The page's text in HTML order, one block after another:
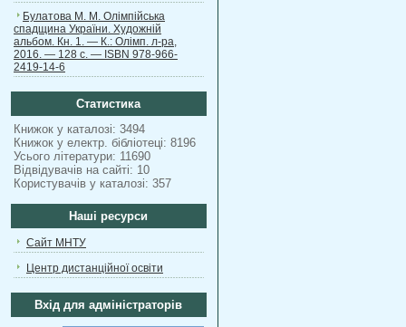
Булатова М. М. Олімпійська
спадщина України. Художній
альбом. Кн. 1. — К.: Олімп. л-ра,
2016. — 128 с. — ISBN 978-966-
2419-14-6
Статистика
Книжок у каталозі: 3494
Книжок у електр. бібліотеці: 8196
Усього літератури: 11690
Відвідувачів на сайті: 10
Користувачів у каталозі: 357
Наші ресурси
Сайт МНТУ
Центр дистанційної освіти
Вхід для адміністраторів